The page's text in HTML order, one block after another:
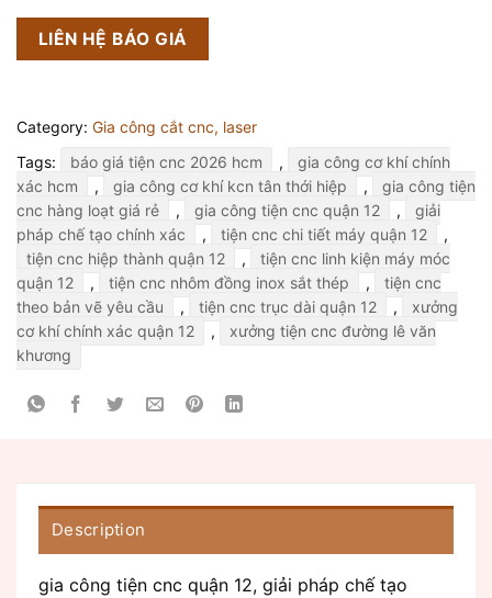
LIÊN HỆ BÁO GIÁ
Category: Gia công cắt cnc, laser
Tags:
báo giá tiện cnc 2026 hcm ,
gia công cơ khí chính
xác hcm
, gia công cơ khí kcn tân thới hiệp ,
gia công tiện
cnc hàng loạt giá rẻ
, gia công tiện cnc quận 12 ,
giải
pháp chế tạo chính xác
, tiện cnc chi tiết máy quận 12
,
tiện cnc hiệp thành quận 12
,
tiện cnc linh kiện máy móc
quận 12
, tiện cnc nhôm đồng inox sắt thép ,
tiện cnc
theo bản vẽ yêu cầu
, tiện cnc trục dài quận 12 ,
xưởng
cơ khí chính xác quận 12
,
xưởng tiện cnc đường lê văn
khương
Description
gia công tiện cnc quận 12, giải pháp chế tạo